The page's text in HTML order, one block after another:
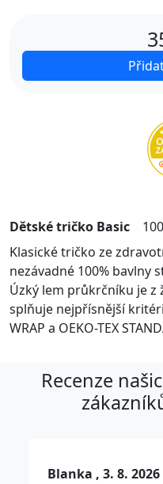
Dětské tričko Basic
Klasické tričko ze
nezávadné 100% bavlny
Úzký lem průkrčníku je z
splňuje nejpřísnější
WRAP a OEKO-TEX
Recenze
Blanka , 3. 8. 2026